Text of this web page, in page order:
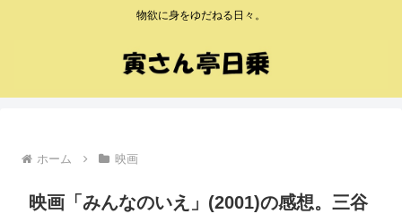
物欲に身をゆだねる日々。
ホーム 映画
映画「みんなのいえ」(2001)の感想。三谷